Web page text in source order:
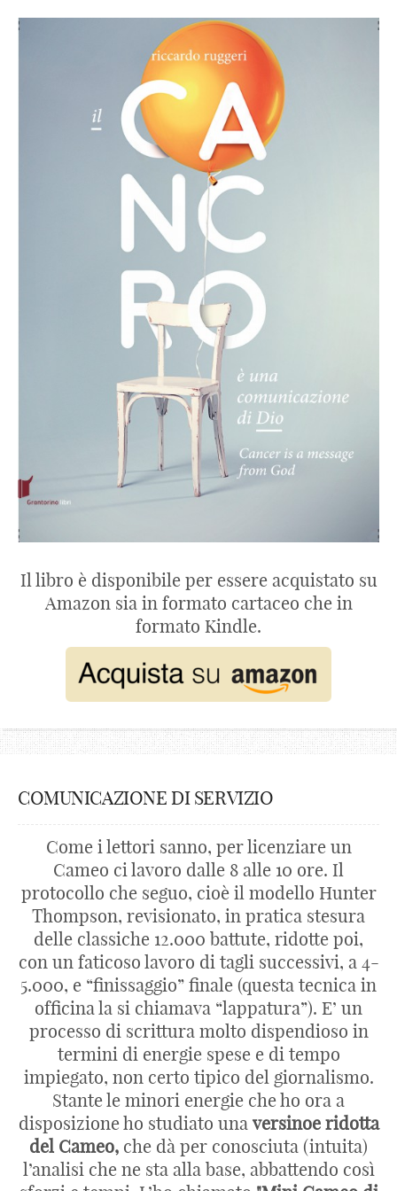
Il libro è disponibile per essere acquistato su
Amazon sia in formato cartaceo che in
formato Kindle.
COMUNICAZIONE DI SERVIZIO
Come i lettori sanno, per licenziare un
Cameo ci lavoro dalle 8 alle 10 ore. Il
protocollo che seguo, cioè il modello Hunter
Thompson, revisionato, in pratica stesura
delle classiche 12.000 battute, ridotte poi,
con un faticoso lavoro di tagli successivi, a 4-
5.000, e “finissaggio” finale (questa tecnica in
officina la si chiamava “lappatura”). E’ un
processo di scrittura molto dispendioso in
termini di energie spese e di tempo
impiegato, non certo tipico del giornalismo.
Stante le minori energie che ho ora a
disposizione ho studiato una versinoe ridotta
del Cameo, che dà per conosciuta (intuita)
l’analisi che ne sta alla base, abbattendo così